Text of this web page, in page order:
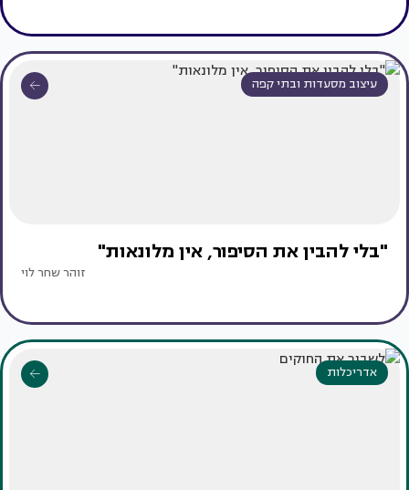
עיצוב מסעדות ובתי קפה
"בלי להבין את הסיפור, אין מלונאות"
זוהר שחר לוי
אדריכלות